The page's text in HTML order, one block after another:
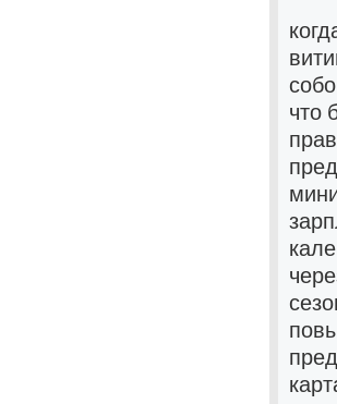
что